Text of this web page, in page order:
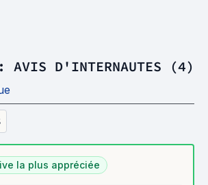
AVIS D'INTERNAUTES (4)
la plus appréciée